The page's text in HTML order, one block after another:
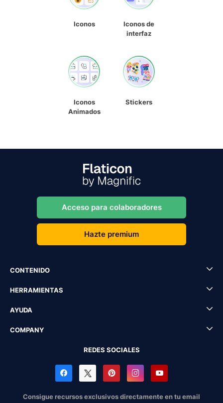
Iconos
Iconos de
interfaz
Iconos
Animados
Stickers
Acceso para colaboradores
Hazte premium
CONTENIDO
HERRAMIENTAS
AYUDA
COMPANY
REDES SOCIALES
Consigue recursos exclusivos directamente en tu email